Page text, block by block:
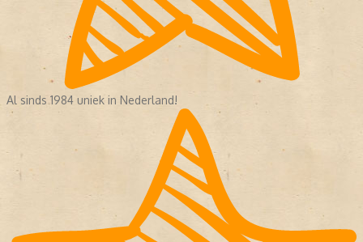
Al sinds 1984 uniek in Nederland!